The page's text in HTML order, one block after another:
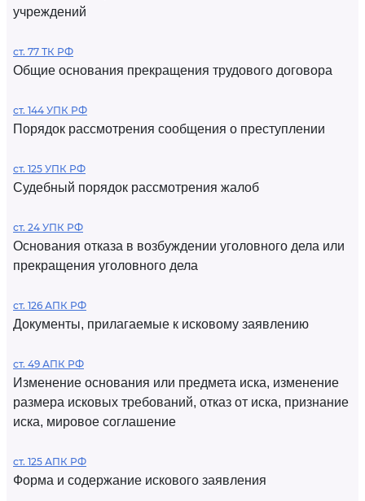
учреждений
ст. 77 ТК РФ
Общие основания прекращения трудового договора
ст. 144 УПК РФ
Порядок рассмотрения сообщения о преступлении
ст. 125 УПК РФ
Судебный порядок рассмотрения жалоб
ст. 24 УПК РФ
Основания отказа в возбуждении уголовного дела или
прекращения уголовного дела
ст. 126 АПК РФ
Документы, прилагаемые к исковому заявлению
ст. 49 АПК РФ
Изменение основания или предмета иска, изменение
размера исковых требований, отказ от иска, признание
иска, мировое соглашение
ст. 125 АПК РФ
Форма и содержание искового заявления